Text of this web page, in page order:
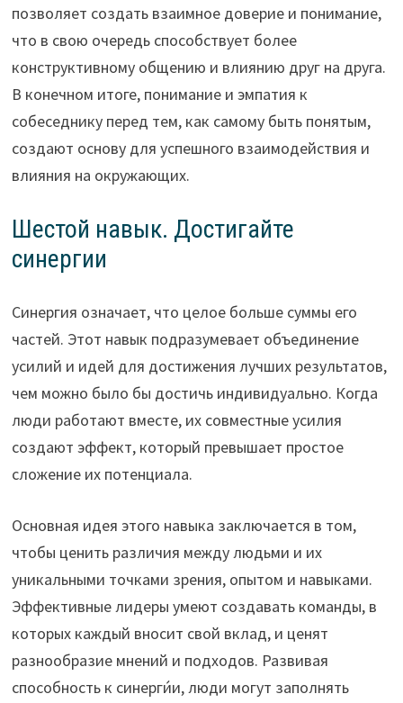
позволяет создать взаимное доверие и понимание,
что в свою очередь способствует более
конструктивному общению и влиянию друг на друга.
В конечном итоге, понимание и эмпатия к
собеседнику перед тем, как самому быть понятым,
создают основу для успешного взаимодействия и
влияния на окружающих.
Шестой навык. Достигайте
синергии
Синергия означает, что целое больше суммы его
частей. Этот навык подразумевает объединение
усилий и идей для достижения лучших результатов,
чем можно было бы достичь индивидуально. Когда
люди работают вместе, их совместные усилия
создают эффект, который превышает простое
сложение их потенциала.
Основная идея этого навыка заключается в том,
чтобы ценить различия между людьми и их
уникальными точками зрения, опытом и навыками.
Эффективные лидеры умеют создавать команды, в
которых каждый вносит свой вклад, и ценят
разнообразие мнений и подходов. Развивая
способность к синерги́и, люди могут заполнять